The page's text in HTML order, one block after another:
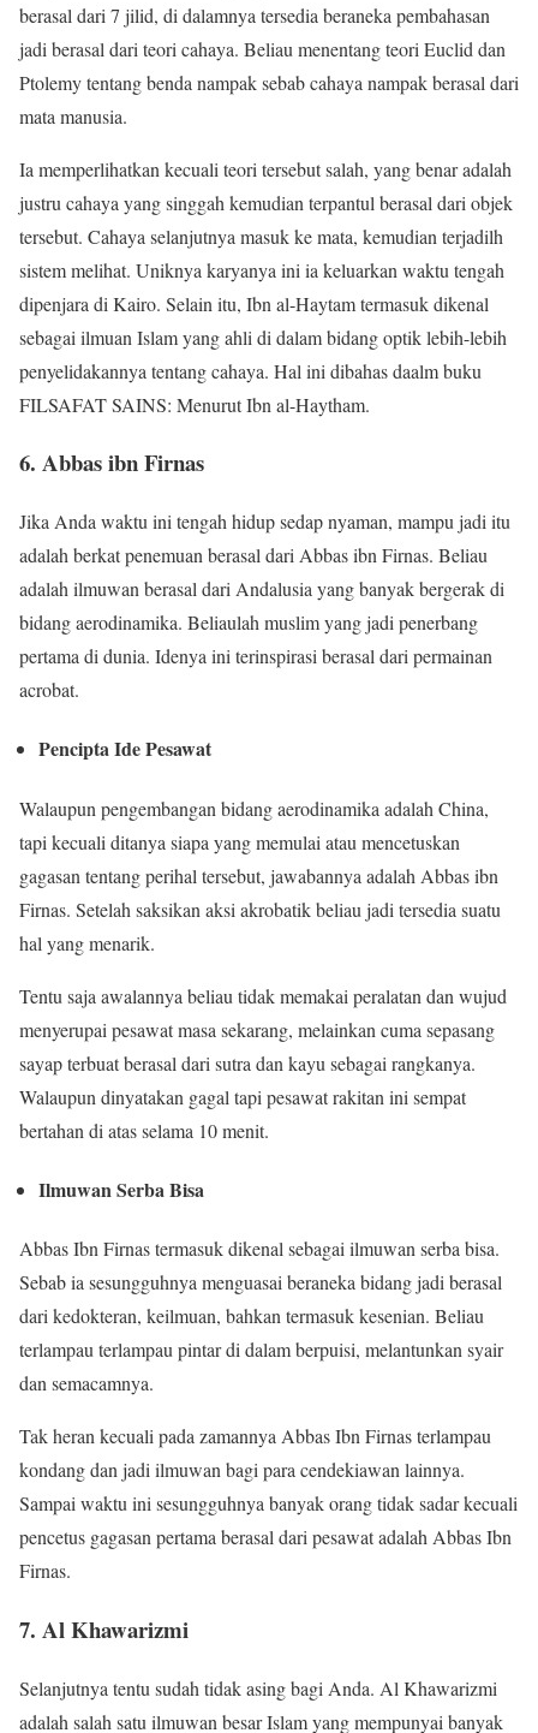
berasal dari 7 jilid, di dalamnya tersedia beraneka pembahasan
jadi berasal dari teori cahaya. Beliau menentang teori Euclid dan
Ptolemy tentang benda nampak sebab cahaya nampak berasal dari
mata manusia.
Ia memperlihatkan kecuali teori tersebut salah, yang benar adalah
justru cahaya yang singgah kemudian terpantul berasal dari objek
tersebut. Cahaya selanjutnya masuk ke mata, kemudian terjadilh
sistem melihat. Uniknya karyanya ini ia keluarkan waktu tengah
dipenjara di Kairo. Selain itu, Ibn al-Haytam termasuk dikenal
sebagai ilmuan Islam yang ahli di dalam bidang optik lebih-lebih
penyelidakannya tentang cahaya. Hal ini dibahas daalm buku
FILSAFAT SAINS: Menurut Ibn al-Haytham.
6. Abbas ibn Firnas
Jika Anda waktu ini tengah hidup sedap nyaman, mampu jadi itu
adalah berkat penemuan berasal dari Abbas ibn Firnas. Beliau
adalah ilmuwan berasal dari Andalusia yang banyak bergerak di
bidang aerodinamika. Beliaulah muslim yang jadi penerbang
pertama di dunia. Idenya ini terinspirasi berasal dari permainan
acrobat.
Pencipta Ide Pesawat
Walaupun pengembangan bidang aerodinamika adalah China,
tapi kecuali ditanya siapa yang memulai atau mencetuskan
gagasan tentang perihal tersebut, jawabannya adalah Abbas ibn
Firnas. Setelah saksikan aksi akrobatik beliau jadi tersedia suatu
hal yang menarik.
Tentu saja awalannya beliau tidak memakai peralatan dan wujud
menyerupai pesawat masa sekarang, melainkan cuma sepasang
sayap terbuat berasal dari sutra dan kayu sebagai rangkanya.
Walaupun dinyatakan gagal tapi pesawat rakitan ini sempat
bertahan di atas selama 10 menit.
Ilmuwan Serba Bisa
Abbas Ibn Firnas termasuk dikenal sebagai ilmuwan serba bisa.
Sebab ia sesungguhnya menguasai beraneka bidang jadi berasal
dari kedokteran, keilmuan, bahkan termasuk kesenian. Beliau
terlampau terlampau pintar di dalam berpuisi, melantunkan syair
dan semacamnya.
Tak heran kecuali pada zamannya Abbas Ibn Firnas terlampau
kondang dan jadi ilmuwan bagi para cendekiawan lainnya.
Sampai waktu ini sesungguhnya banyak orang tidak sadar kecuali
pencetus gagasan pertama berasal dari pesawat adalah Abbas Ibn
Firnas.
7. Al Khawarizmi
Selanjutnya tentu sudah tidak asing bagi Anda. Al Khawarizmi
adalah salah satu ilmuwan besar Islam yang mempunyai banyak